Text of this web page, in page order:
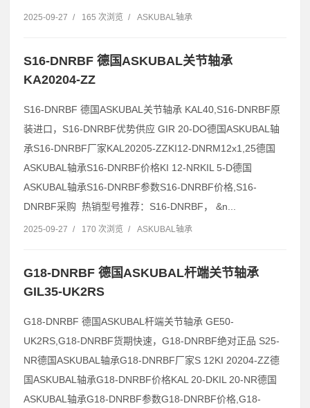
2025-09-27 / 165 次浏览 / ASKUBAL轴承
S16-DNRBF 德国ASKUBAL关节轴承
KA20204-ZZ
S16-DNRBF 德国ASKUBAL关节轴承 KAL40,S16-DNRBF原
装进口，S16-DNRBF优势供应 GIR 20-DO德国ASKUBAL轴
承S16-DNRBF厂家KAL20205-ZZKI12-DNRM12x1,25德国
ASKUBAL轴承S16-DNRBF价格KI 12-NRKIL 5-D德国
ASKUBAL轴承S16-DNRBF参数S16-DNRBF价格,S16-
DNRBF采购 热销型号推荐：S16-DNRBF， &n...
2025-09-27 / 170 次浏览 / ASKUBAL轴承
G18-DNRBF 德国ASKUBAL杆端关节轴承
GIL35-UK2RS
G18-DNRBF 德国ASKUBAL杆端关节轴承 GE50-
UK2RS,G18-DNRBF货期快速，G18-DNRBF绝对正品 S25-
NR德国ASKUBAL轴承G18-DNRBF厂家S 12KI 20204-ZZ德
国ASKUBAL轴承G18-DNRBF价格KAL 20-DKIL 20-NR德国
ASKUBAL轴承G18-DNRBF参数G18-DNRBF价格,G18-